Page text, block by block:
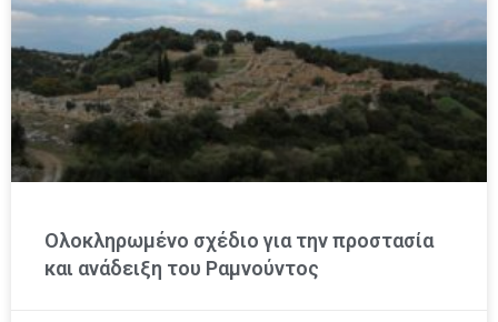
Ολοκληρωμένο σχέδιο για την προστασία
και ανάδειξη του Ραμνούντος